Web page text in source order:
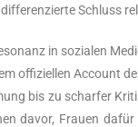
Schluss
in sozia­len
offi­zi­el­len Account
bis zu schar­fer
davor, Frau­en dafür